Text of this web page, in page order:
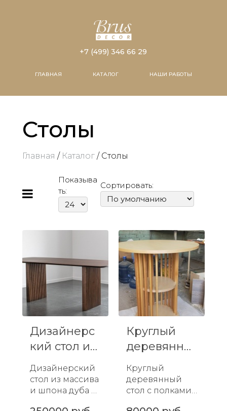
+7 (499) 346 66 29
ГЛАВНАЯ КАТАЛОГ НАШИ РАБОТЫ
Столы
Главная / Каталог / Столы
Показыва
ть:
Сортировать:
Дизайнерс
кий стол из
Дуба
Дизайнерский
стол из массива
и шпона дуба —
Круглый
деревянны
й стол с
полками
для...
Круглый
деревянный
стол с полками -